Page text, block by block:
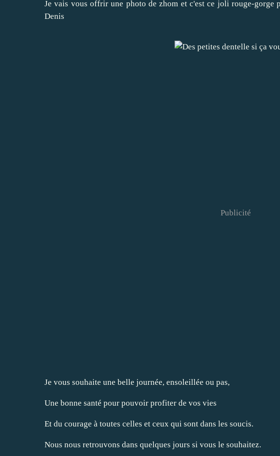
Je vais vous offrir une photo de zhom et c'est ce joli rouge-gorge
Denis
Publicité
Je vous souhaite une belle journée, ensoleillée ou pas,
Une bonne santé pour pouvoir profiter de vos vies
Et du courage à toutes celles et ceux qui sont dans les soucis.
Nous nous retrouvons dans quelques jours si vous le souhaitez.